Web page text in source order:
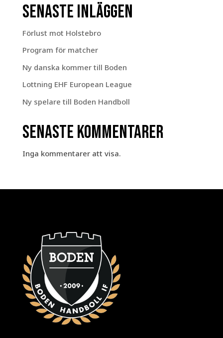
Senaste inläggen
Förlust mot Holstebro
Program för matcher
Ny danska kommer till Boden
Lottning EHF European League
Ny spelare till Boden Handboll
Senaste kommentarer
Inga kommentarer att visa.